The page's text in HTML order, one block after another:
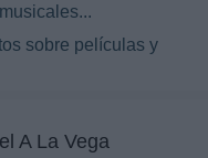
sobre películas y
A La Vega